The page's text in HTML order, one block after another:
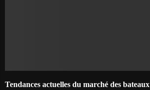
Tendances actuelles du marché des bateaux